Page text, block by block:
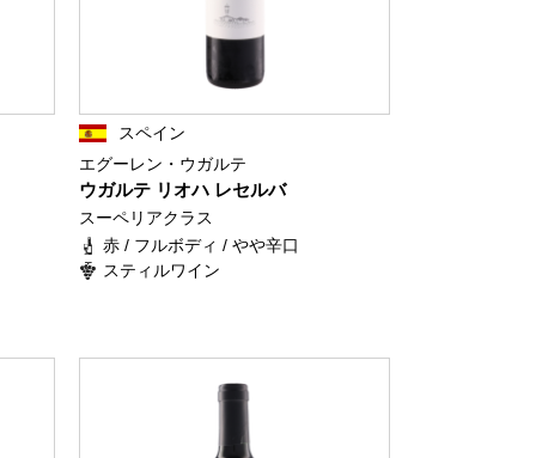
スペイン
エグーレン・ウガルテ
ウガルテ リオハ レセルバ
スーペリアクラス
赤 / フルボディ / やや辛口
スティルワイン